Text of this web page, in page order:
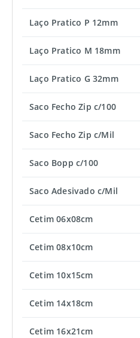
Laço Pratico P 12mm
Laço Pratico M 18mm
Laço Pratico G 32mm
Saco Fecho Zip c/100
Saco Fecho Zip c/Mil
Saco Bopp c/100
Saco Adesivado c/Mil
Cetim 06x08cm
Cetim 08x10cm
Cetim 10x15cm
Cetim 14x18cm
Cetim 16x21cm